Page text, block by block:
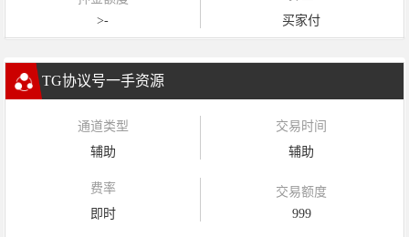
>-
买家付
TG协议号一手资源
通道类型
辅助
交易时间
辅助
费率
即时
交易额度
999